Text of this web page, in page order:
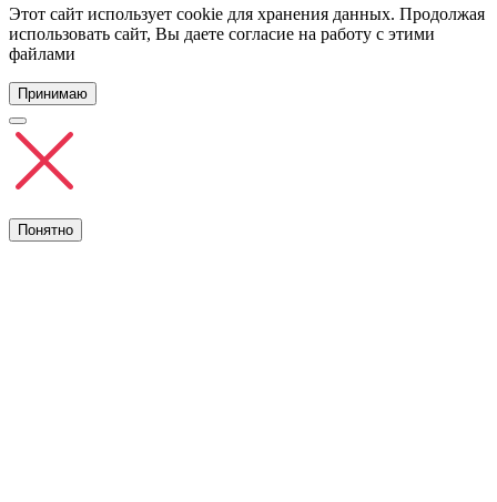
Этот сайт использует cookie для хранения данных. Продолжая
использовать сайт, Вы даете согласие на работу с этими
файлами
Принимаю
Понятно